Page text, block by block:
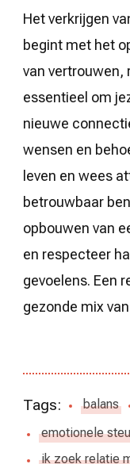
Het verkrijgen
begint met het
van vertrouwen,
essentieel om
nieuwe
wensen en
leven en wees
betrouwbaar
opbouwen van
en respecteer
gevoelens. Een
gezonde mix
Tags: balans
emotionele
ik zoek relatie